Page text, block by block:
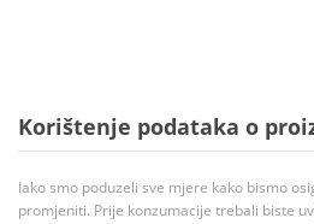
Korištenje podataka o
Iako smo poduzeli sve mjere kako bismo
promjeniti. Prije konzumacije trebali biste